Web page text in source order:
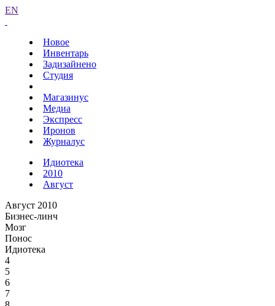
EN
Новое
Инвентарь
Задизайнено
Студия
Магазинус
Медиа
Экспресс
Иронов
Журналус
Идиотека
2010
Август
Август 2010
Бизнес-линч
Мозг
Понос
Идиотека
4
5
6
7